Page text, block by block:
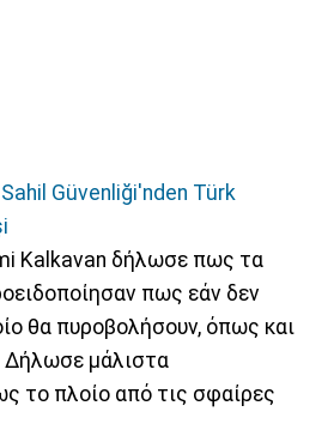
Güvenliği'nden Türk
Kalkavan δήλωσε πως τα
πως εάν δεν
θα πυροβολήσουν, όπως και
Δήλωσε μάλιστα
το πλοίο από τις σφαίρες